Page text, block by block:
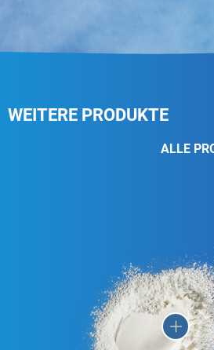
WEITERE PRODUKTE
ALLE